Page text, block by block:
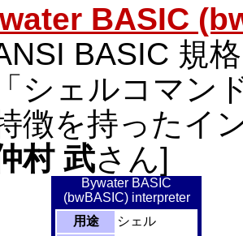
BASIC
BASIC 規
「シェルコマン
徴を持ったイ
村 武さん]
Bywater BASIC
(bwBASIC) interpreter
用途
シェル